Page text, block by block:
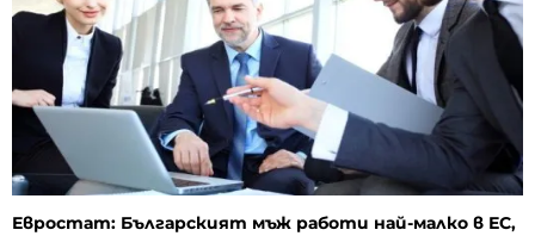
Евростат: Българският мъж работи най-малко в ЕС,